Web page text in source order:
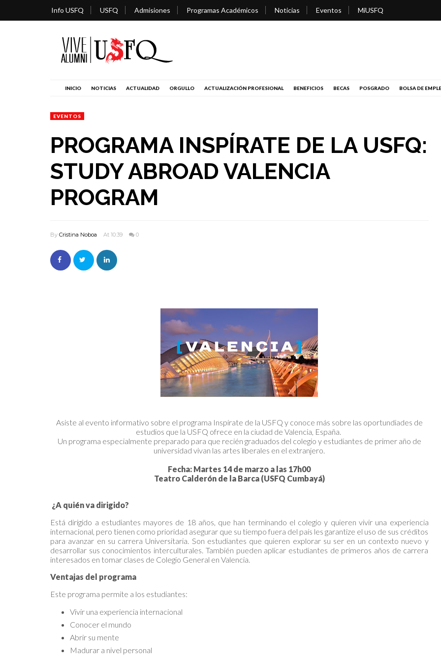
Info USFQ USFQ Admisiones Programas Académicos Noticias Eventos MiUSFQ
INICIO NOTICIAS ACTUALIDAD ORGULLO ACTUALIZACIÓN PROFESIONAL BENEFICIOS BECAS POSGRADO BOLSA DE
EVENTOS
PROGRAMA INSPÍRATE DE LA USFQ:
STUDY ABROAD VALENCIA
PROGRAM
By Cristina Noboa At 10:39 0
Asiste al evento informativo sobre el programa Inspírate de la USFQ y conoce más sobre las oportundiades de
estudios que la USFQ ofrece en la ciudad de Valencia, España.
Un programa especialmente preparado para que recién graduados del colegio y estudiantes de primer año de
universidad vivan las artes liberales en el extranjero.
Fecha: Martes 14 de marzo a las 17h00
Teatro Calderón de la Barca (USFQ Cumbayá)
¿A quién va dirigido?
Está dirigido a estudiantes mayores de 18 años, que han terminando el colegio y quieren vivir una experiencia
internacional, pero tienen como prioridad asegurar que su tiempo fuera del país les garantize el uso de sus créditos
para avanzar en su carrera Universitaria. Son estudiantes que quieren explorar su ser en un contexto nuevo y
desarrollar sus conocimientos interculturales. También pueden aplicar estudiantes de primeros años de carrera
interesados en tomar clases de Colegio General en Valencia.
Ventajas del programa
Este programa permite a los estudiantes:
Vivir una experiencia internacional
Conocer el mundo
Abrir su mente
Madurar a nivel personal